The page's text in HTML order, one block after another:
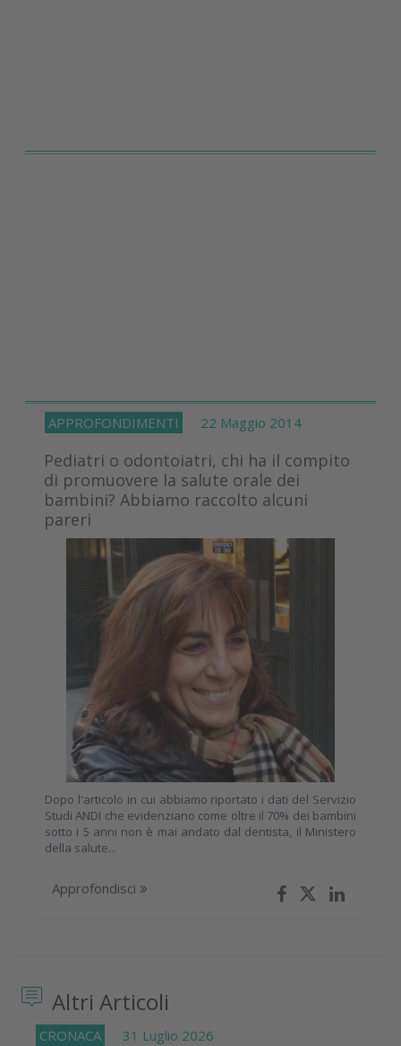
APPROFONDIMENTI 22 Maggio 2014
Pediatri o odontoiatri, chi ha il compito
di promuovere la salute orale dei
bambini? Abbiamo raccolto alcuni
pareri
Dopo l'articolo in cui abbiamo riportato i dati del Servizio
Studi ANDI che evidenziano come oltre il 70% dei bambini
sotto i 5 anni non è mai andato dal dentista, il Ministero
della salute...
Approfondisci
Altri Articoli
CRONACA 31 Luglio 2026